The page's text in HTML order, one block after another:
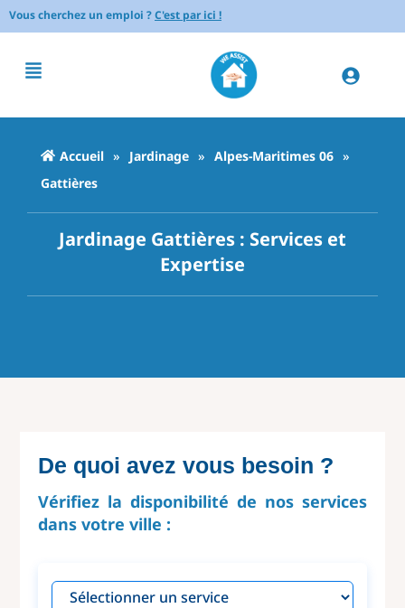
Vous cherchez un emploi ?C'est par ici !
Accueil » Jardinage » Alpes-Maritimes 06 »
Gattières
Jardinage Gattières : Services et
Expertise
De quoi avez vous besoin ?
Vérifiez la disponibilité de nos services
dans votre ville :